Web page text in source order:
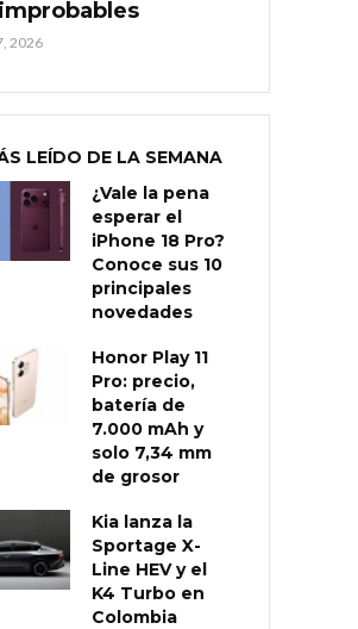
2026
LEÍDO DE LA SEMANA
¿Vale la pena
esperar el
iPhone 18 Pro?
Conoce sus 10
principales
novedades
Honor Play 11
Pro: precio,
batería de
7.000 mAh y
solo 7,34 mm
de grosor
Kia lanza la
Sportage X-
Line HEV y el
K4 Turbo en
Colombia